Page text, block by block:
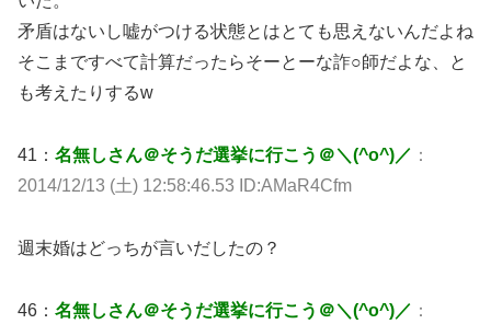
矛盾はないし嘘がつける状態とはとても思えないんだよね
そこまですべて計算だったらそーとーな詐○師だよな、と
も考えたりするw
41： 名無しさん＠そうだ選挙に行こう＠＼(^o^)／ ：
2014/12/13 (土) 12:58:46.53 ID:AMaR4Cfm
週末婚はどっちが言いだしたの？
46： 名無しさん＠そうだ選挙に行こう＠＼(^o^)／ ：